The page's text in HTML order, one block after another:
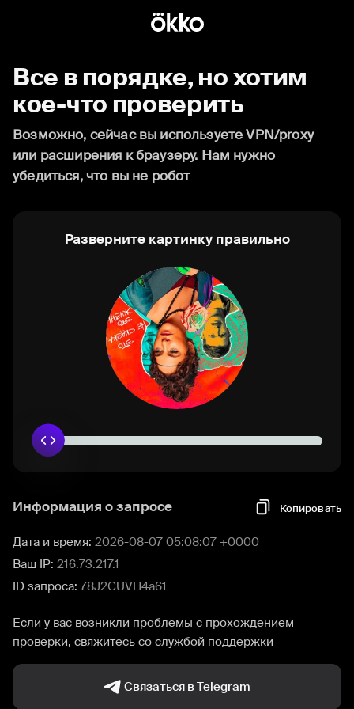
Все в порядке, но хотим
кое-что проверить
Возможно, сейчас вы используете VPN/proxy
или расширения к браузеру. Нам нужно
убедиться, что вы не робот
Разверните картинку правильно
Информация о запросе Копировать
Дата и время: 2026-08-07 05:08:07 +0000
Ваш IP: 216.73.217.1
ID запроса: 78J2CUVH4a61
Если у вас возникли проблемы с прохождением
проверки, свяжитесь со службой поддержки
Связаться в Telegram